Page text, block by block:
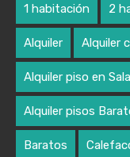
1 habitación 2
Alquiler Alquiler
Alquiler piso en
Alquiler pisos
Baratos